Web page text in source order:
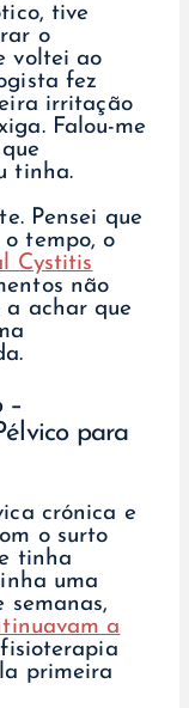
tive
o
voltei ao
fez
irritação
Falou-me
tinha.
Pensei que
tempo, o
Cystitis
não
a achar que
–
para
crónica e
o surto
tinha
uma
a
primeira